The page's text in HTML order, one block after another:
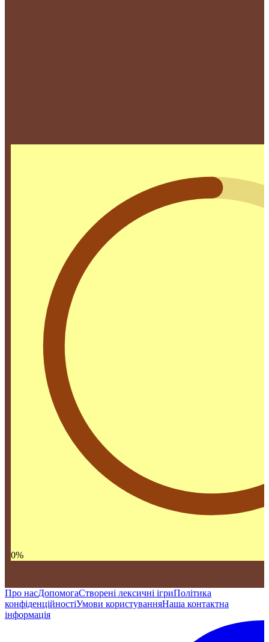
0%
Про насДопомогаСтворені лексичні ігриПолітика
конфіденційностіУмови користуванняНаша контактна
інформація